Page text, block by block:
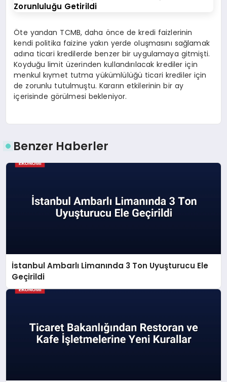
Öte yandan TCMB, daha önce de kredi faizlerinin
kendi politika faizine yakın yerde oluşmasını sağlamak
adına ticari kredilerde benzer bir uygulamaya gitmişti.
Koyduğu limit üzerinden kullandırılacak krediler için
menkul kıymet tutma yükümlülüğü ticari krediler için
de zorunlu tutulmuştu. Kararın etkilerinin bir ay
içerisinde görülmesi bekleniyor.
Benzer Haberler
İstanbul Ambarlı Limanında 3 Ton Uyuşturucu Ele
Geçirildi